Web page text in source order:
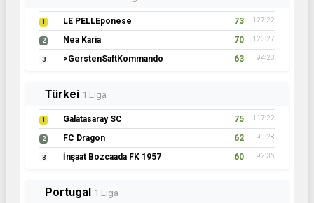
1 LE PELLEponese 73 127:22
2 Nea Karia 70 123:27
3 >GerstenSaftKommando 63 94:28
Türkei 1.Liga
1 Galatasaray SC 75 117:22
2 FC Dragon 62 90:28
3 İnşaat Bozcaada FK 1957 60 92:36
Portugal 1.Liga